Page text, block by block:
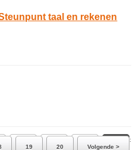
taal en rekenen
Ga naar pagina:
13 14 15 16
19 20 Volgende >